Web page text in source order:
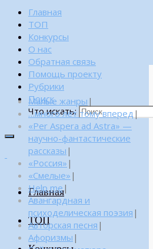
Главная
ТОП
Конкурсы
О нас
Обратная связь
Помощь проекту
Рубрики
Поиск
Что искать:
Главная
ТОП
Малые жанры |
…много лет тому вперед |
«Per Aspera ad Astra» —
научно-фантастические
рассказы |
«Россия» |
«Смелые» |
Help me|
Авангардная и
психоделическая поэзия |
Авторская песня |
Афоризмы |